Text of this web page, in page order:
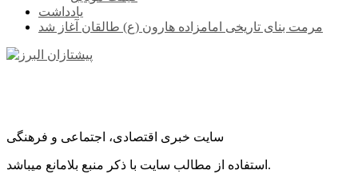
یادداشت
مرمت بنای تاریخی امامزاده هارون (ع) طالقان آغاز شد
سایت خبری اقتصادی، اجتماعی و فرهنگی
استفاده از مطالب سایت با ذکر منبع بلامانع میباشد.